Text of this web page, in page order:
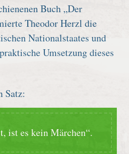
Buch „Der
Theodor Herzl die
Nationalstaates und
Umsetzung dieses
Satz:
ist es kein Märchen“.